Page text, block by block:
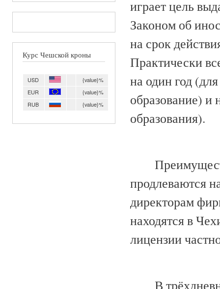
Курс Чешской кроны
USD
{value}%
EUR
{value}%
RUB
{value}%
играет цель
Законом об
на срок
Практически
на один год
образование) и
образования).
продлеваются
директорам
находятся в
лицензии
В